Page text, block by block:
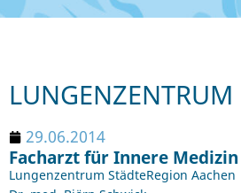
LUNGENZENTRUM
29.06.2014
Facharzt für Innere
Lungenzentrum StädteRegion Aachen